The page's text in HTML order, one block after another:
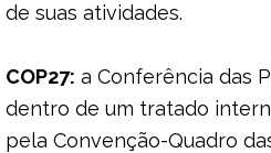
de suas atividades.
COP27: a Conferência das
dentro de um tratado
pela Convenção-Quadro